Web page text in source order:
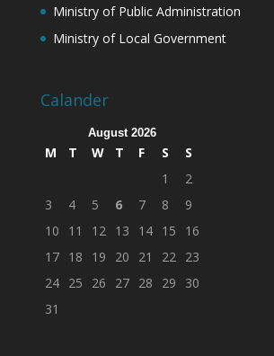
Ministry of Public Administration
Ministry of Local Government
Calander
August 2026
M T W T F S
S
1
2
3
4 5 6 7 8
9
10
11 12 13 14 15
16
17 18 19 20 21 22 23
24 25 26 27 28 29
30
31